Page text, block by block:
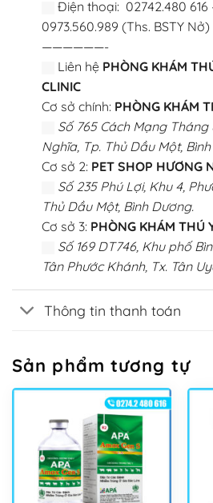
Điện thoại: 02742.480 616
0973.560.989 (Ths. BSTY Nở)
——————-
Liên hệ PHÒNG KHÁM
CLINIC
Cơ sở chính: PHÒNG KHÁM
Số 765 Cách Mạng Tháng
Nghĩa, Tp. Thủ Dầu Một,
Cơ sở 2: PET SHOP HƯƠNG
Số 235 Phú Lợi, Khu 4,
Thủ Dầu Một, Bình Dương.
Cơ sở 3: PHÒNG KHÁM THÚ
Số 169 DT746, Khu phố
Tân Phước Khánh, Tx. Tân
Thông tin thanh toán
Sản phẩm tương tự